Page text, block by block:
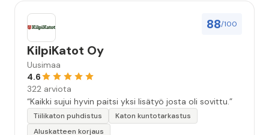
88/100
KilpiKatot Oy
Uusimaa
4.6
322 arviota
“Kaikki sujui hyvin paitsi yksi lisätyö josta oli sovittu.”
Tiilikaton puhdistus
Katon kuntotarkastus
Aluskatteen korjaus